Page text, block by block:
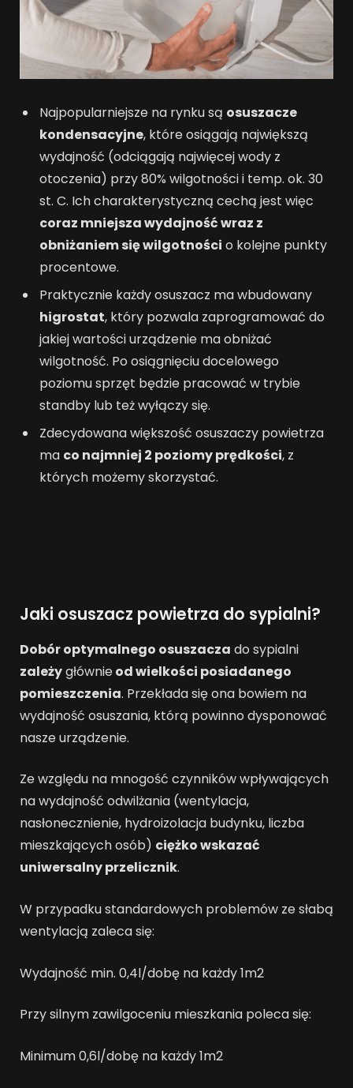
Najpopularniejsze na rynku są osuszacze
kondensacyjne, które osiągają największą
wydajność (odciągają najwięcej wody z
otoczenia) przy 80% wilgotności i temp. ok. 30
st. C. Ich charakterystyczną cechą jest więc
coraz mniejsza wydajność wraz z
obniżaniem się wilgotności o kolejne punkty
procentowe.
Praktycznie każdy osuszacz ma wbudowany
higrostat, który pozwala zaprogramować do
jakiej wartości urządzenie ma obniżać
wilgotność. Po osiągnięciu docelowego
poziomu sprzęt będzie pracować w trybie
standby lub też wyłączy się.
Zdecydowana większość osuszaczy powietrza
ma co najmniej 2 poziomy prędkości, z
których możemy skorzystać.
Jaki osuszacz powietrza do sypialni?
Dobór optymalnego osuszacza do sypialni
zależygłównieod wielkości posiadanego
pomieszczenia. Przekłada się ona bowiem na
wydajność osuszania, którą powinno dysponować
nasze urządzenie.
Ze względu na mnogość czynników wpływających
na wydajność odwilżania (wentylacja,
nasłonecznienie, hydroizolacja budynku, liczba
mieszkających osób) ciężko wskazać
uniwersalny przelicznik.
W przypadku standardowych problemów ze słabą
wentylacją zaleca się:
Wydajność min. 0,4l/dobę na każdy 1m2
Przy silnym zawilgoceniu mieszkania poleca się:
Minimum 0,6l/dobę na każdy 1m2